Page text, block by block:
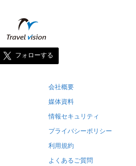
フォローする
会社概要
媒体資料
情報セキュリティ
プライバシーポリシー
利用規約
よくあるご質問